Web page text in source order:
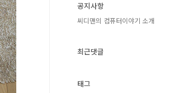
공지사항
씨디맨의 컴퓨터이야기 소개
최근댓글
태그